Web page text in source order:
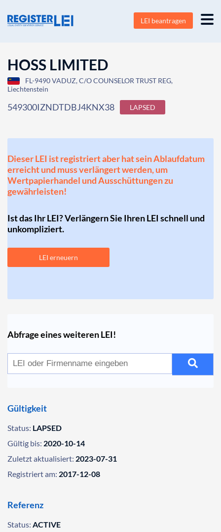
LEI beantragen
HOSS LIMITED
FL-9490 VADUZ, C/O COUNSELOR TRUST REG,
Liechtenstein
549300IZNDTDBJ4KNX38 LAPSED
Dieser LEI ist registriert aber hat sein Ablaufdatum
erreicht und muss verlängert werden, um
Wertpapierhandel und Ausschüttungen zu
gewährleisten!
Ist das Ihr LEI? Verlängern Sie Ihren LEI schnell und
unkompliziert.
LEI erneuern
Abfrage eines weiteren LEI!
Gültigkeit
Status: LAPSED
Gültig bis: 2020-10-14
Zuletzt aktualisiert: 2023-07-31
Registriert am: 2017-12-08
Referenz
Status: ACTIVE